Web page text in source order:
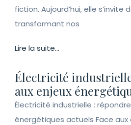
fiction. Aujourd’hui, elle s’invite
transformant nos
Lire la suite...
Électricité
aux enjeux
Électricité industrielle :
énergétiques actuels Face